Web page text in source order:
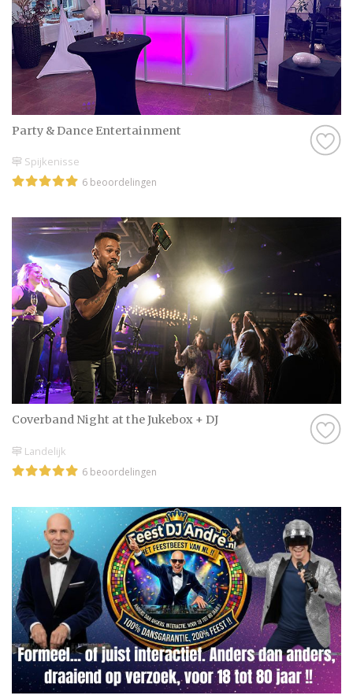
Party & Dance Entert​​ain​ment
Spijkenisse
6 beoordelingen
Coverband Night at the Jukebox + DJ
Landelijk
6 beoordelingen